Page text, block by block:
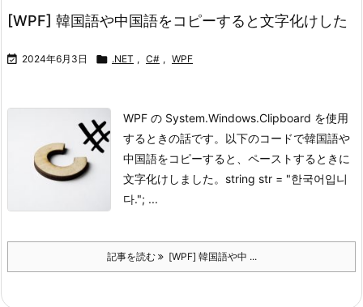
検索
[WPF] 韓国語や中国語をコピーすると文字化けした
 2024年6月3日  .NET , C# , WPF
WPF の System.Windows.Clipboard を使用
するときの話です。 以下のコードで韓国語や
中国語をコピーすると、ペーストするときに
文字化けしました。 string str = "한국어입니
다."; ...
記事を読む [WPF] 韓国語や中 ...